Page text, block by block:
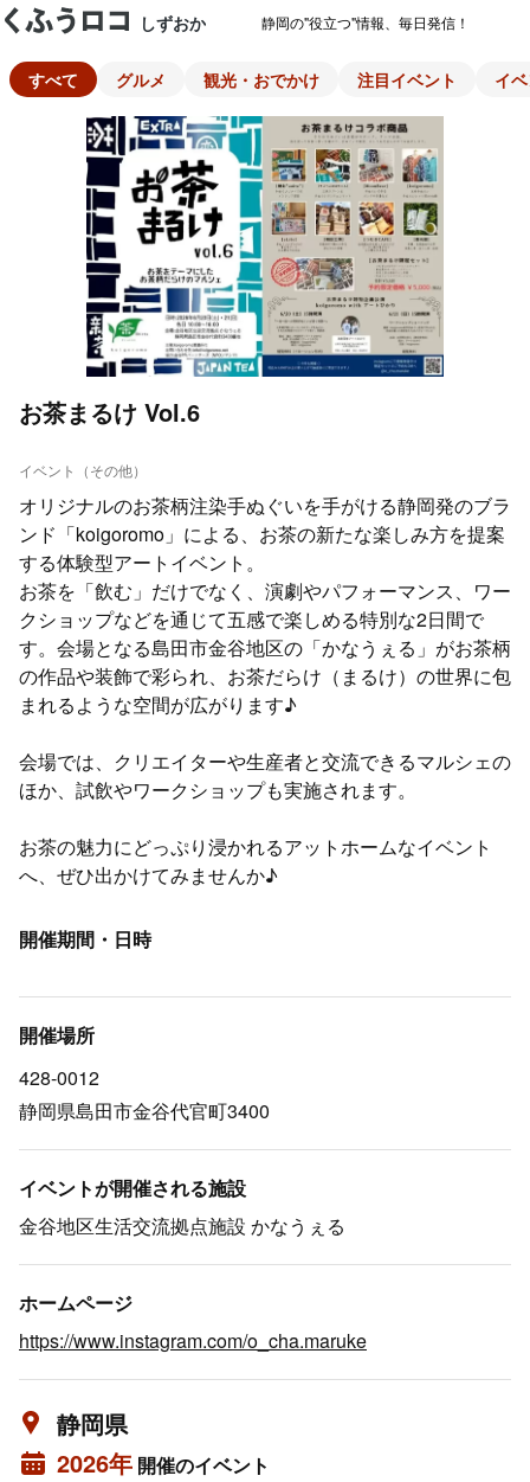
しずおか 静岡の"役立つ"情報、毎日発信！
すべて グルメ 観光・おでかけ 注目イベント イ
お茶まるけ Vol.6
イベント（その他）
オリジナルのお茶柄注染手ぬぐいを手がける静岡発のブラ
ンド「koigoromo」による、お茶の新たな楽しみ方を提案
する体験型アートイベント。
お茶を「飲む」だけでなく、演劇やパフォーマンス、ワー
クショップなどを通じて五感で楽しめる特別な2日間で
す。会場となる島田市金谷地区の「かなうぇる」がお茶柄
の作品や装飾で彩られ、お茶だらけ（まるけ）の世界に包
まれるような空間が広がります♪
会場では、クリエイターや生産者と交流できるマルシェの
ほか、試飲やワークショップも実施されます。
お茶の魅力にどっぷり浸かれるアットホームなイベント
へ、ぜひ出かけてみませんか♪
開催期間・日時
開催場所
428-0012
静岡県島田市金谷代官町3400
イベントが開催される施設
金谷地区生活交流拠点施設 かなうぇる
ホームページ
https://www.instagram.com/o_cha.maruke
静岡県
2026年 開催のイベント